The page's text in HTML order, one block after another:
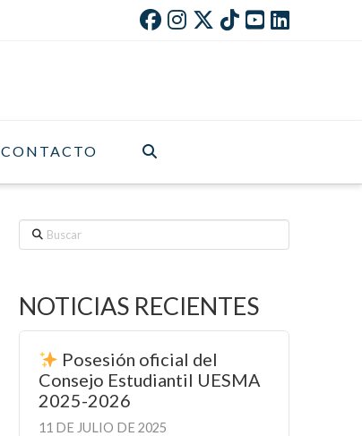
CONTACTO
Buscar
NOTICIAS RECIENTES
Posesión oficial del
Consejo Estudiantil UESMA
2025-2026
11 DE JULIO DE 2025